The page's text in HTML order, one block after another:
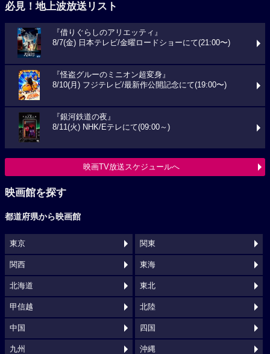
必見！地上波放送リスト
『借りぐらしのアリエッティ』
8/7(金) 日本テレビ/金曜ロードショーにて(21:00〜)
『怪盗グルーのミニオン超変身』
8/10(月) フジテレビ/最新作公開記念にて(19:00〜)
『銀河鉄道の夜』
8/11(火) NHK/Eテレにて(09:00～)
映画TV放送スケジュールへ
映画館を探す
都道府県から映画館
東京 関東
関西 東海
北海道 東北
甲信越 北陸
中国 四国
九州 沖縄